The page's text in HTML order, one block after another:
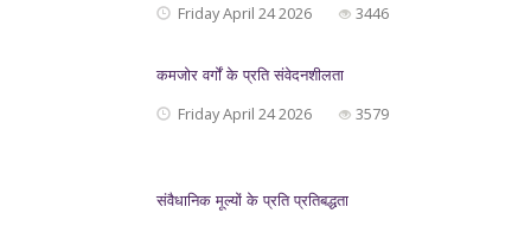
Friday April 24 2026 3446
कमजोर वर्गों के प्रति संवेदनशीलता
Friday April 24 2026 3579
संवैधानिक मूल्यों के प्रति प्रतिबद्धता